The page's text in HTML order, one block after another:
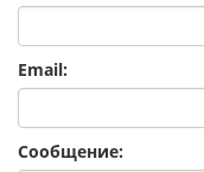
Email:
Сообщение: